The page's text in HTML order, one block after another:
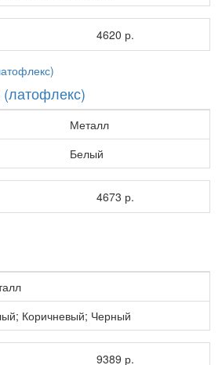
4620 р.
Металл
Белый
4673 р.
Коричневый; Черный
9389 р.